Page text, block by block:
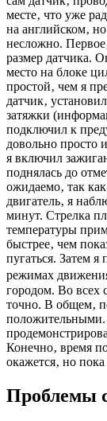
месте‚ что уже
на английском‚
несложно.
размер датчика.
место на блоке
простой‚ чем я
датчик‚
затяжки
подключил к
довольно просто
я включил
поднялась до
ожидаемо‚ так
двигатель‚ я
минут. Стрелка
температуры
быстрее‚ чем
пугаться. Затем я
режимах
городом. Во всех
точно. В общем‚
положительными.
Конечно‚ время
окажется‚ но
Проблемы